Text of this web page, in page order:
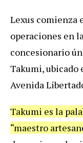
Lexus comienza
operaciones en
concesionario
Takumi, ubicado
Avenida
Takumi es la
“maestro